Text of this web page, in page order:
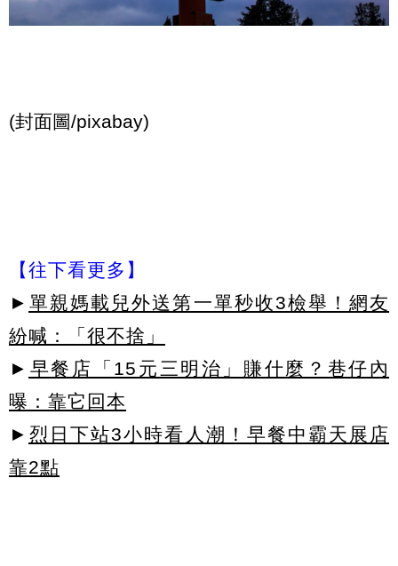
(封面圖/pixabay)
【往下看更多】
► 單親媽載兒外送第一單秒收3檢舉！網友
紛喊：「很不捨」
► 早餐店「15元三明治」賺什麼？巷仔內
曝：靠它回本
► 烈日下站3小時看人潮！早餐中霸天展店
靠2點